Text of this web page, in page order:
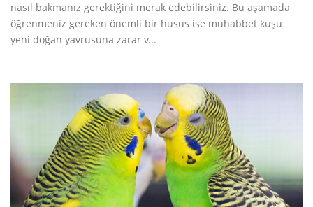
nasıl bakmanız gerektiğini merak edebilirsiniz. Bu aşamada
öğrenmeniz gereken önemli bir husus ise muhabbet kuşu
yeni doğan yavrusuna zarar v...